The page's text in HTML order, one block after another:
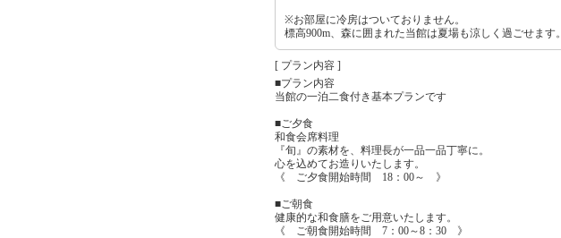
※お部屋に冷房はついておりません。
標高900m、森に囲まれた当館は夏場も涼しく過ごせます。
[ プラン内容 ]
■プラン内容
当館の一泊二食付き基本プランです
■ご夕食
和食会席料理
『旬』の素材を、料理長が一品一品丁寧に。
心を込めてお造りいたします。
《 ご夕食開始時間 18：00～ 》
■ご朝食
健康的な和食膳をご用意いたします。
《 ご朝食開始時間 7：00～8：30 》